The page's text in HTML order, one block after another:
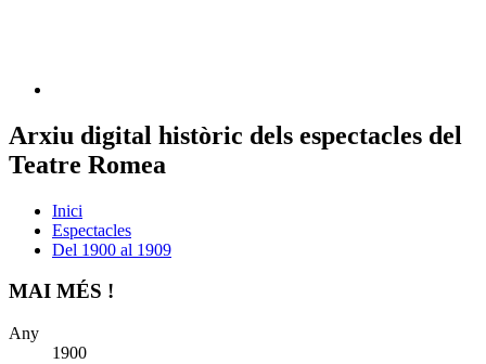
Arxiu digital històric dels espectacles del
Teatre Romea
Inici
Espectacles
Del 1900 al 1909
MAI MÉS !
Any
1900